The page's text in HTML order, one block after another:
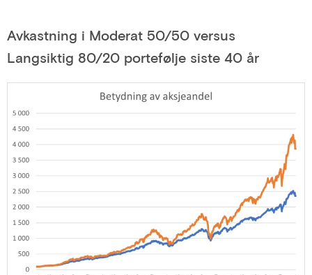
Avkastning i Moderat 50/50 versus
Langsiktig 80/20 portefølje siste 40 år